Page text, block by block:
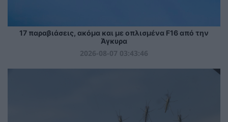
17 παραβιάσεις, ακόμα και με οπλισμένα F16 από την
Άγκυρα
2026-08-07 03:43:46